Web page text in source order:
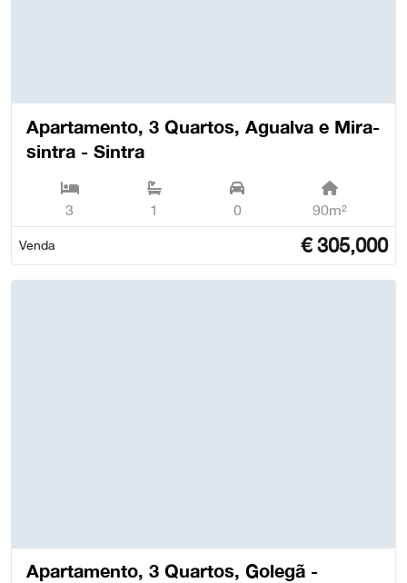
Apartamento, 3 Quartos, Agualva e Mira-
sintra - Sintra
3 1 0 90m²
Venda €305,000
Apartamento, 3 Quartos, Golegã -